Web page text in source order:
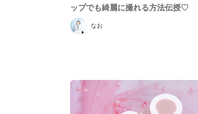
なお
ップでも綺麗に撮れる方法伝授♡